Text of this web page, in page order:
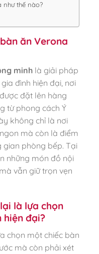
như thế nào?
ăn Verona
minh là giải pháp
đình hiện đại, nơi
đặt lên hàng
từ phong cách Ý
không chỉ là nơi
mà còn là điểm
gian phòng bếp. Tại
những món đồ nội
vẫn giữ trọn vẹn
là lựa chọn
hiện đại?
chọn một chiếc bàn
mà còn phải xét